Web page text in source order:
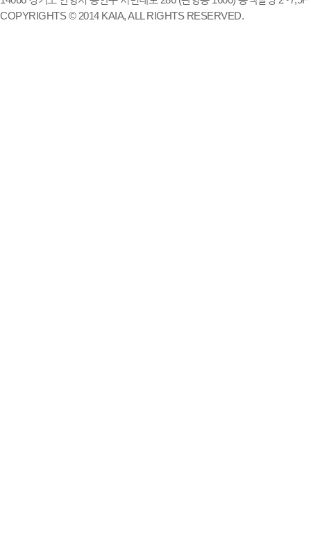
COPYRIGHTS © 2014 KAIA, ALL RIGHTS RESERVED.